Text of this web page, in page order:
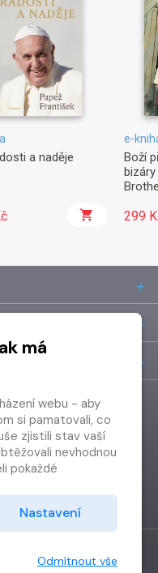
a naděje
e-
Boží
299
má
webu - aby
si pamatovali, co
zjistili stav vaší
nevhodnou
pokaždé
se
nám tak
Nastavení
Odmítnout vše